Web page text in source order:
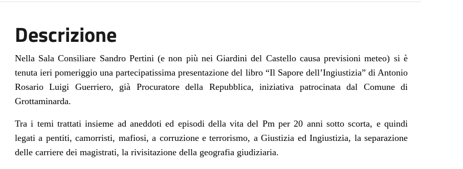
Descrizione
Nella Sala Consiliare Sandro Pertini (e non più nei Giardini del Castello causa previsioni meteo) si è
tenuta ieri pomeriggio una partecipatissima presentazione del libro “Il Sapore dell’Ingiustizia” di Antonio
Rosario Luigi Guerriero, già Procuratore della Repubblica, iniziativa patrocinata dal Comune di
Grottaminarda.
Tra i temi trattati insieme ad aneddoti ed episodi della vita del Pm per 20 anni sotto scorta, e quindi
legati a pentiti, camorristi, mafiosi, a corruzione e terrorismo, a Giustizia ed Ingiustizia, la separazione
delle carriere dei magistrati, la rivisitazione della geografia giudiziaria.